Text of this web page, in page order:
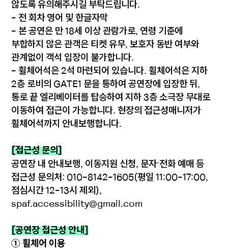
않도록 유의해주시길 부탁드립니다.
- 전 회차 영어 및 한글자막
- 본 공연은 만 18세 이상 관람가로, 연령 기준에
부합하지 않은 관객은 티켓 유무, 보호자 동반 여부와
관계없이 객석 입장이 불가합니다.
- 휠체어석은 2석 마련되어 있습니다. 휠체어석은 지하
2층 로비의 GATE1 문을 통하여 공연장에 입장한 뒤,
통로 끝 엘리베이터를 탑승하여 지하 3층 소극장 무대로
이동하여 접근이 가능합니다. 현장의 접근성매니저가
휠체어석까지 안내보행합니다.
[접근성 문의]
공연장 내 안내보행, 이동지원 신청, 문자·전화 예매 등
접근성 문의처: 010-8142-1605(평일 11:00-17:00,
점심시간 12-13시 제외),
spaf.accessibility@gmail.com
[공연장 접근성 안내]
① 휠체어 이용